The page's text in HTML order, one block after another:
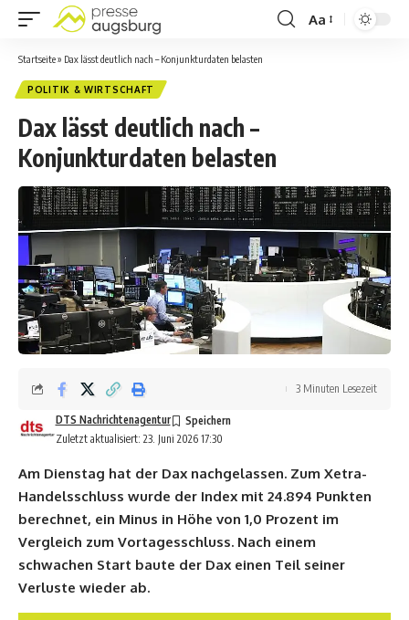
Aa
Startseite» Dax lässt deutlich nach – Konjunkturdaten belasten
POLITIK & WIRTSCHAFT
Dax lässt deutlich nach –
Konjunkturdaten belasten
Zuletzt aktualisiert: 23. Juni 2026 17:30
DTS Nachrichtenagentur
3 Minuten Lesezeit
Am Dienstag hat der Dax nachgelassen. Zum Xetra-
Handelsschluss wurde der Index mit 24.894 Punkten
berechnet, ein Minus in Höhe von 1,0 Prozent im
Vergleich zum Vortagesschluss. Nach einem
schwachen Start baute der Dax einen Teil seiner
Verluste wieder ab.